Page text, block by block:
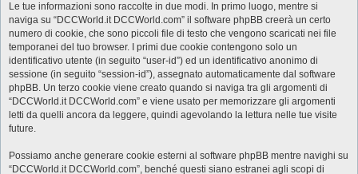
Le tue informazioni sono raccolte in due modi. In primo luogo, mentre si
naviga su “DCCWorld.it DCCWorld.com” il software phpBB creerà un certo
numero di cookie, che sono piccoli file di testo che vengono scaricati nei file
temporanei del tuo browser. I primi due cookie contengono solo un
identificativo utente (in seguito “user-id”) ed un identificativo anonimo di
sessione (in seguito “session-id”), assegnato automaticamente dal software
phpBB. Un terzo cookie viene creato quando si naviga tra gli argomenti di
“DCCWorld.it DCCWorld.com” e viene usato per memorizzare gli argomenti
letti da quelli ancora da leggere, quindi agevolando la lettura nelle tue visite
future.
Possiamo anche generare cookie esterni al software phpBB mentre navighi su
“DCCWorld.it DCCWorld.com”, benché questi siano estranei agli scopi di